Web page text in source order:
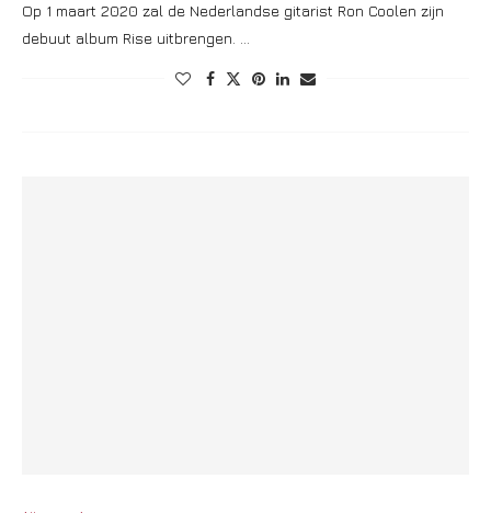
Op 1 maart 2020 zal de Nederlandse gitarist Ron Coolen zijn
debuut album Rise uitbrengen. …